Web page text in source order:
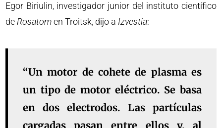
Egor Biriulin, investigador junior del instituto científico
deRosatomen Troitsk, dijo a Izvestia:
“Un motor de cohete de plasma es
un tipo de motor eléctrico. Se basa
en dos electrodos. Las partículas
cargadas pasan entre ellos y, al